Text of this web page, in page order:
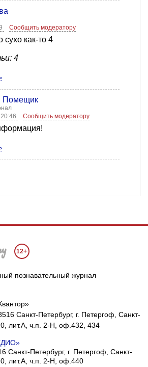
Сообщить модератору
сухо как-то 4
4
Помещик
Сообщить модератору
12+
познавательный журнал
Санкт-Петербург, г. Петергоф, Санкт-
лит.А, ч.п. 2-Н, оф.432, 434
Санкт-Петербург, г. Петергоф, Санкт-
лит.А, ч.п. 2-Н, оф.440